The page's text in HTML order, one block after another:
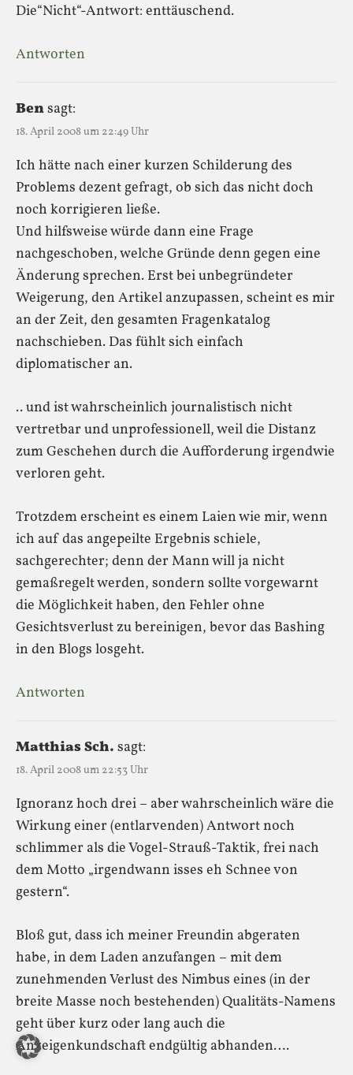
Die“Nicht“-Antwort: enttäuschend.
Antworten
Bensagt:
18. April 2008 um 22:49 Uhr
Ich hätte nach einer kurzen Schilderung des
Problems dezent gefragt, ob sich das nicht doch
noch korrigieren ließe.
Und hilfsweise würde dann eine Frage
nachgeschoben, welche Gründe denn gegen eine
Änderung sprechen. Erst bei unbegründeter
Weigerung, den Artikel anzupassen, scheint es mir
an der Zeit, den gesamten Fragenkatalog
nachschieben. Das fühlt sich einfach
diplomatischer an.
.. und ist wahrscheinlich journalistisch nicht
vertretbar und unprofessionell, weil die Distanz
zum Geschehen durch die Aufforderung irgendwie
verloren geht.
Trotzdem erscheint es einem Laien wie mir, wenn
ich auf das angepeilte Ergebnis schiele,
sachgerechter; denn der Mann will ja nicht
gemaßregelt werden, sondern sollte vorgewarnt
die Möglichkeit haben, den Fehler ohne
Gesichtsverlust zu bereinigen, bevor das Bashing
in den Blogs losgeht.
Antworten
Matthias Sch. sagt:
18. April 2008 um 22:53 Uhr
Ignoranz hoch drei – aber wahrscheinlich wäre die
Wirkung einer (entlarvenden) Antwort noch
schlimmer als die Vogel-Strauß-Taktik, frei nach
dem Motto „irgendwann isses eh Schnee von
gestern“.
Bloß gut, dass ich meiner Freundin abgeraten
habe, in dem Laden anzufangen – mit dem
zunehmenden Verlust des Nimbus eines (in der
breite Masse noch bestehenden) Qualitäts-Namens
geht über kurz oder lang auch die
Anzeigenkundschaft endgültig abhanden….